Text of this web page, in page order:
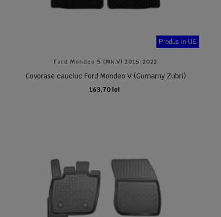
Produs in UE
Ford Mondeo 5 (Mk.V) 2015-2022
Covorase cauciuc Ford Mondeo V (Gumarny Zubri)
163,70 lei
ADAUGA IN COS